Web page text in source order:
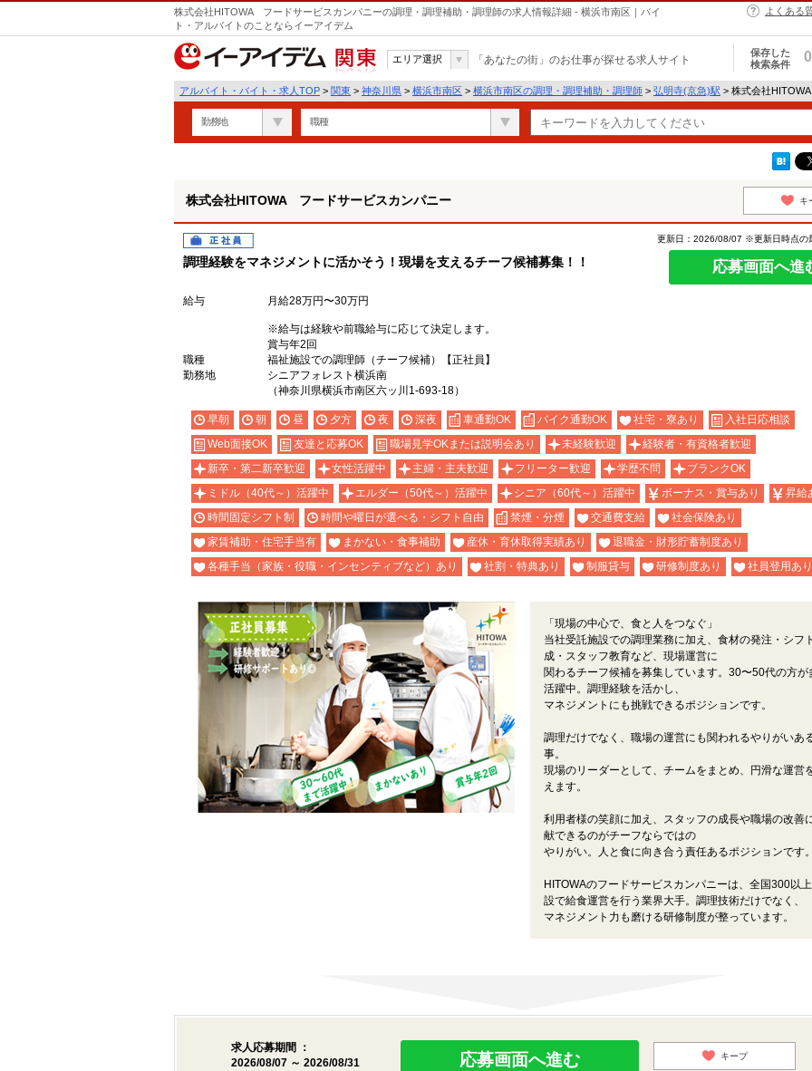
株式会社HITOWA フードサービスカンパニーの調理・調理補助・調理師の求人情報詳細 - 横浜市南区｜バイ
ト・アルバイトのことならイーアイデム
よくある
関東
エリア選択 「あなたの街」のお仕事が探せる求人サイト
保存した
検索条件
0
アルバイト・バイト・求人TOP > 関東 > 神奈川県 > 横浜市南区 > 横浜市南区の調理・調理補助・調理師 > 弘明寺(京急)駅 > 株式会社
勤務地 職種
株式会社HITOWA フードサービスカンパニー キ
正社員
調理経験をマネジメントに活かそう！現場を支えるチーフ候補募集！！
更新日：2026/08/07 ※更新日時点の
応募画面へ進
給与 月給28万円〜30万円
※給与は経験や前職給与に応じて決定します。
賞与年2回
職種
福祉施設での調理師（チーフ候補）【正社員】
勤務地
シニアフォレスト横浜南
（神奈川県横浜市南区六ッ川1-693-18）
早朝 朝 昼 夕方 夜 深夜 車通勤OK バイク通勤OK 社宅・寮あり
入社日応相談
Web面接OK
友達と応募OK 職場見学OKまたは説明会あり 未経験歓迎
経験者・有資格者歓迎
新卒・第二新卒歓迎
女性活躍中 主婦・主夫歓迎 フリーター歓迎 学歴不問
ブランクOK
ミドル（40代～）活躍中
エルダー（50代～）活躍中 シニア（60代～）活躍中 ボーナス・賞与あり
昇給
時間固定シフト制
時間や曜日が選べる・シフト自由 禁煙・分煙 交通費支給
社会保険あり
家賃補助・住宅手当有
まかない・食事補助 産休・育休取得実績あり
退職金・財形貯蓄制度あり
各種手当（家族・役職・インセンティブなど）あり
社割・特典あり 制服貸与 研修制度あり 社員登用あり
「現場の中心で、食と人をつなぐ」
当社受託施設での調理業務に加え、食材の発注・シフ
成・スタッフ教育など、現場運営に
関わるチーフ候補を募集しています。30〜50代の方が
活躍中。調理経験を活かし、
マネジメントにも挑戦できるポジションです。
調理だけでなく、職場の運営にも関われるやりがいあ
事。
現場のリーダーとして、チームをまとめ、円滑な運営
えます。
利用者様の笑顔に加え、スタッフの成長や職場の改善
献できるのがチーフならではの
やりがい。人と食に向き合う責任あるポジションです。
HITOWAのフードサービスカンパニーは、全国300以
設で給食運営を行う業界大手。調理技術だけでなく、
マネジメント力も磨ける研修制度が整っています。
求人応募期間 ：
2026/08/07 ～ 2026/08/31
応募画面へ進む キープ